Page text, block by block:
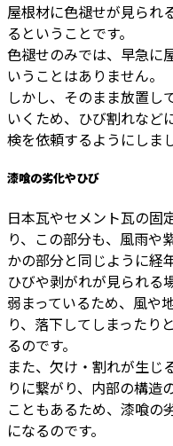
屋根材に色褪せが見られ
るということです。
色褪せのみでは、早急に
いうことはありません。
しかし、そのまま放置し
いくため、ひび割れなど
検を依頼するようにしま
漆喰の劣化やひび
日本瓦やセメント瓦の固
り、この部分も、風雨や
かの部分と同じように経
ひびや剥がれが見られる
弱まっているため、風や
り、落下してしまったり
るのです。
また、欠け・割れが生じ
りに繋がり、内部の構造
こともあるため、漆喰の
になるのです。